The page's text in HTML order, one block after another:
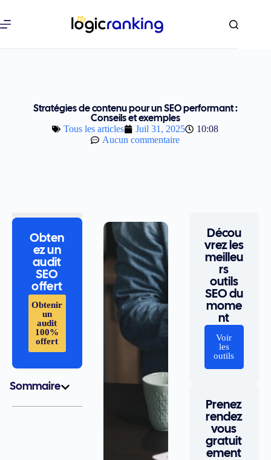
Stratégies de contenu pour un SEO performant :
Conseils et exemples
Tous les articles Juil 31, 2025
10:08
Aucun commentaire
Obten
ez un
audit
SEO
offert
Obtenir
un
audit
100%
offert
Sommaire
Décou
vrez les
meilleu
rs
outils
SEO du
mome
nt
Voir
les
outils
Prenez
rendez
vous
gratuit
ement